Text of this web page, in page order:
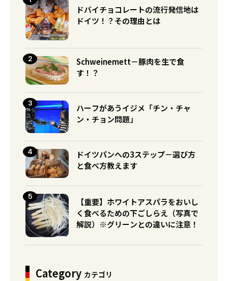
ドバイチョコレートの流行発信地は
ドイツ！？その理由とは
Schweinemett－豚肉を生で食
す！？
ハーフがあうイジメ「チン・チャ
ン・チョン問題」
ドイツパンへの3ステップ－選び方
と食べ方教えます
【重要】ホワイトアスパラをおいし
く食べるための下ごしらえ（写真で
解説）※グリーンとの違いに注意！
Category カテゴリ